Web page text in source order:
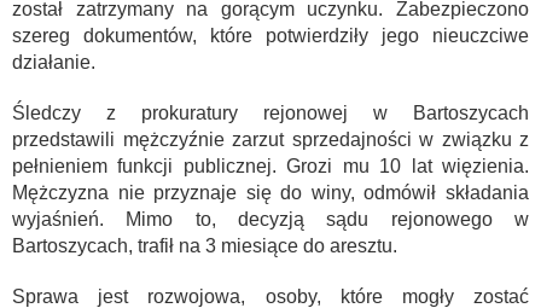
został zatrzymany na gorącym uczynku. Zabezpieczono
szereg dokumentów, które potwierdziły jego nieuczciwe
działanie.
Śledczy z prokuratury rejonowej w Bartoszycach
przedstawili mężczyźnie zarzut sprzedajności w związku z
pełnieniem funkcji publicznej. Grozi mu 10 lat więzienia.
Mężczyzna nie przyznaje się do winy, odmówił składania
wyjaśnień. Mimo to, decyzją sądu rejonowego w
Bartoszycach, trafił na 3 miesiące do aresztu.
Sprawa jest rozwojowa, osoby, które mogły zostać